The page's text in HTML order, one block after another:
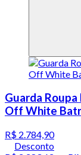
Guarda
Off White
R$ 2.784,90
Desconto